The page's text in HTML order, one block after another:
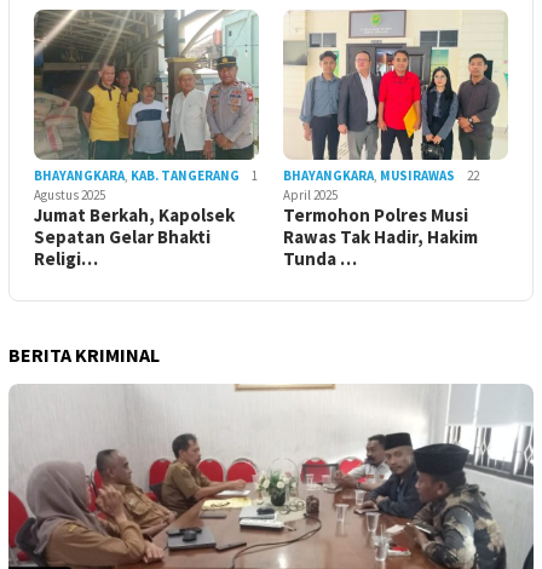
BHAYANGKARA KAB. TANGERANG
1
Agustus 2025
Jumat Berkah, Kapolsek
Sepatan Gelar Bhakti
Religi…
BHAYANGKARA MUSIRAWAS
22
April 2025
Termohon Polres Musi
Rawas Tak Hadir, Hakim
Tunda …
BERITA KRIMINAL